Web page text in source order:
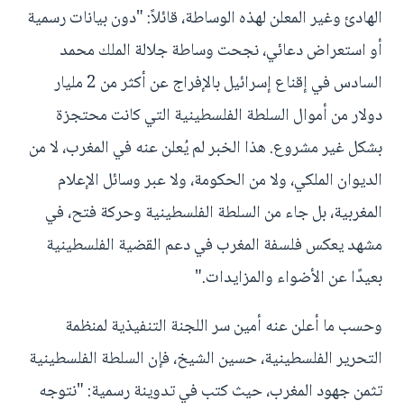
الهادئ وغير المعلن لهذه الوساطة، قائلاً: "دون بيانات رسمية
أو استعراض دعائي، نجحت وساطة جلالة الملك محمد
السادس في إقناع إسرائيل بالإفراج عن أكثر من 2 مليار
دولار من أموال السلطة الفلسطينية التي كانت محتجزة
بشكل غير مشروع. هذا الخبر لم يُعلن عنه في المغرب، لا من
الديوان الملكي، ولا من الحكومة، ولا عبر وسائل الإعلام
المغربية، بل جاء من السلطة الفلسطينية وحركة فتح، في
مشهد يعكس فلسفة المغرب في دعم القضية الفلسطينية
بعيدًا عن الأضواء والمزايدات."
وحسب ما أعلن عنه أمين سر اللجنة التنفيذية لمنظمة
التحرير الفلسطينية، حسين الشيخ، فإن السلطة الفلسطينية
تثمن جهود المغرب، حيث كتب في تدوينة رسمية: "نتوجه